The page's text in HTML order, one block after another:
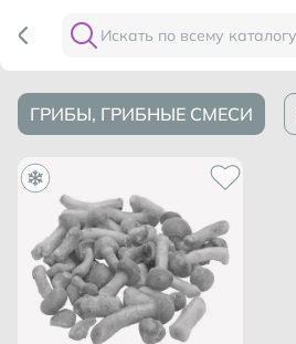
ГРИБЫ, ГРИБНЫЕ СМЕСИ